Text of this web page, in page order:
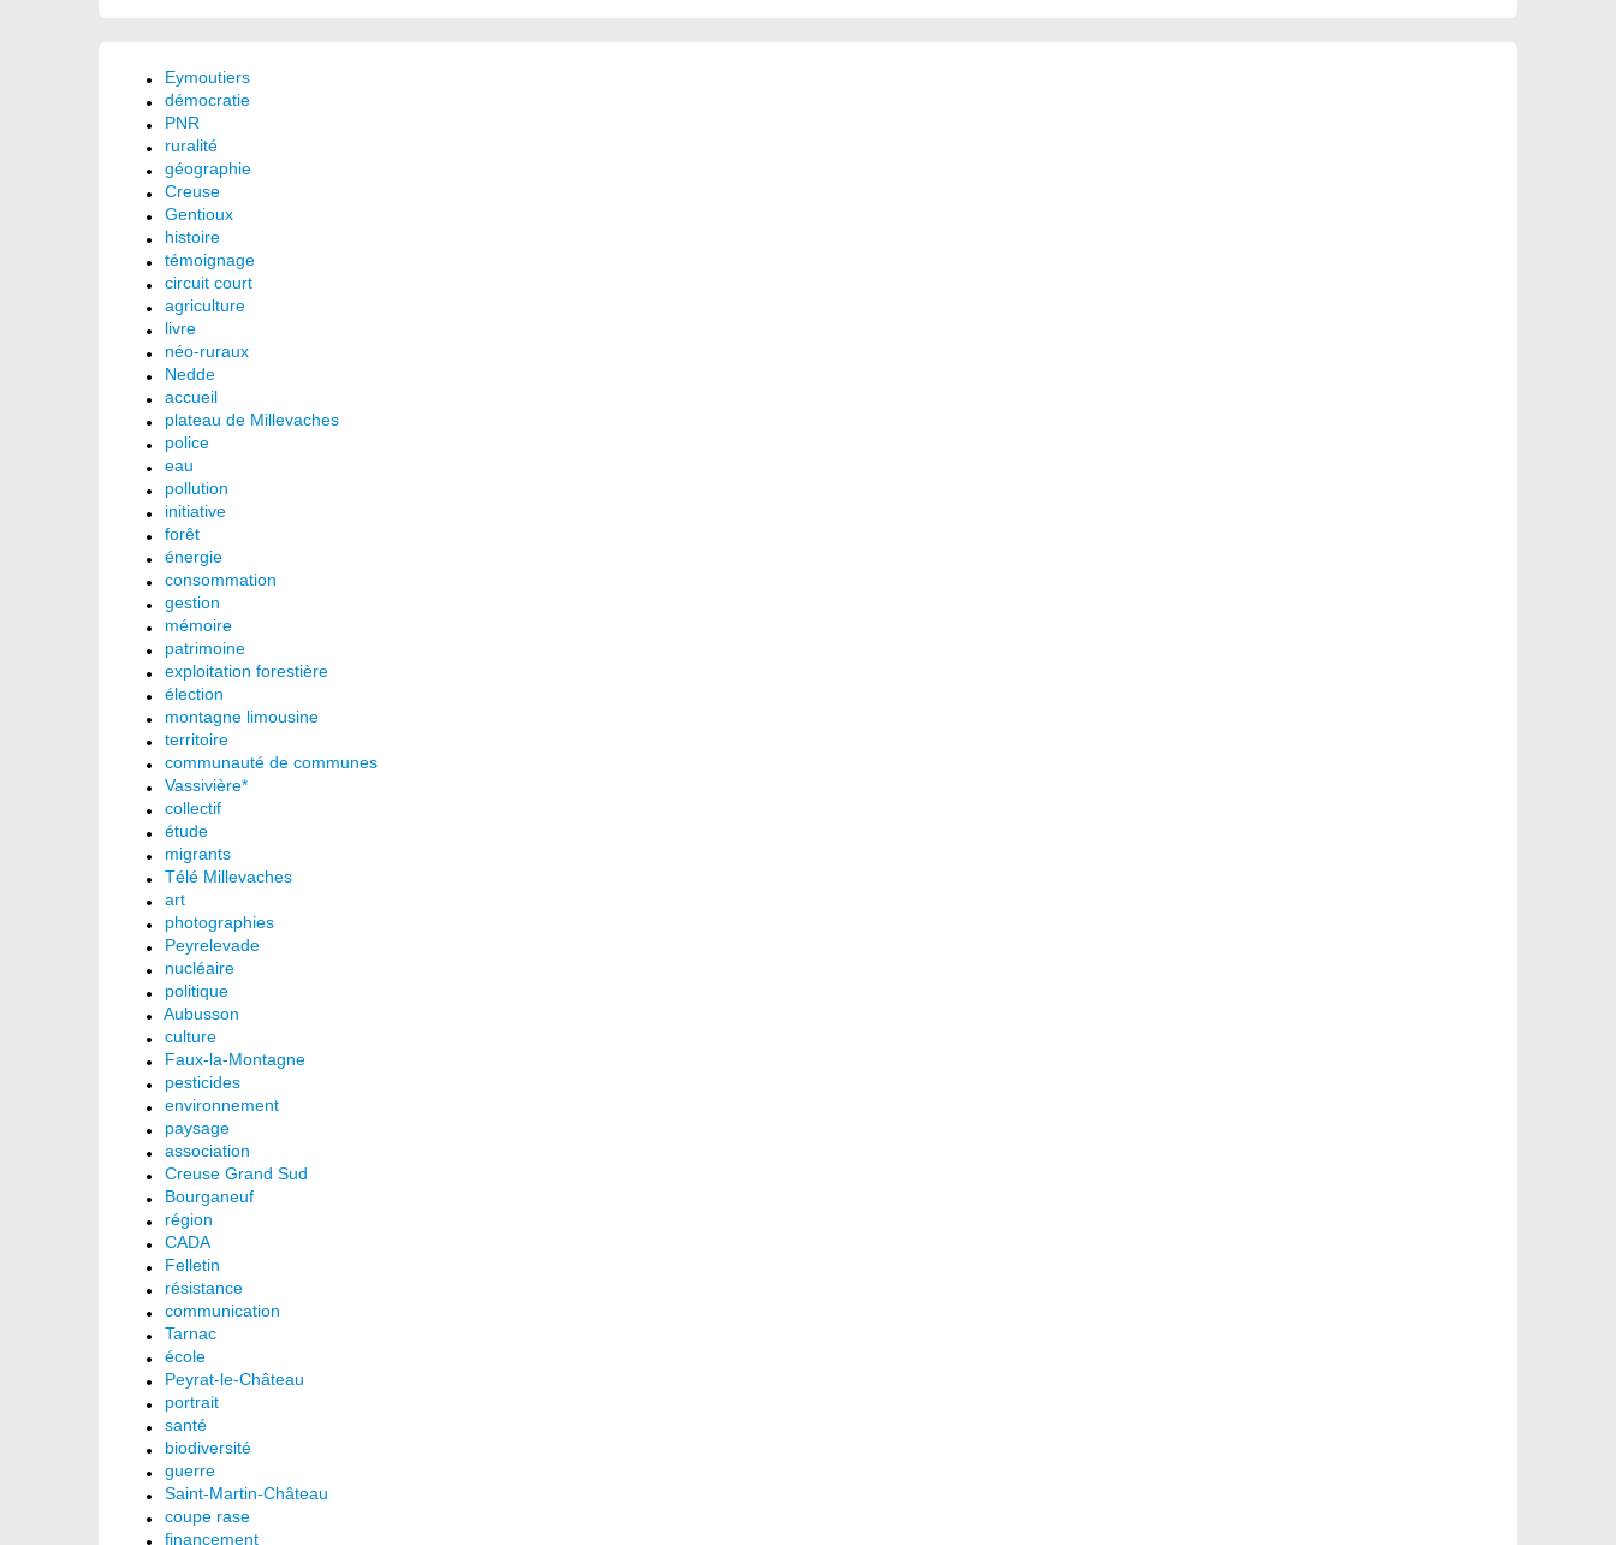
Eymoutiers
démocratie
PNR
ruralité
géographie
Creuse
Gentioux
histoire
témoignage
circuit court
agriculture
livre
néo-ruraux
Nedde
accueil
plateau de Millevaches
police
eau
pollution
initiative
forêt
énergie
consommation
gestion
mémoire
patrimoine
exploitation forestière
élection
montagne limousine
territoire
communauté de communes
Vassivière*
collectif
étude
migrants
Télé Millevaches
art
photographies
Peyrelevade
nucléaire
politique
Aubusson
culture
Faux-la-Montagne
pesticides
environnement
paysage
association
Creuse Grand Sud
Bourganeuf
région
CADA
Felletin
résistance
communication
Tarnac
école
Peyrat-le-Château
portrait
santé
biodiversité
guerre
Saint-Martin-Château
coupe rase
financement